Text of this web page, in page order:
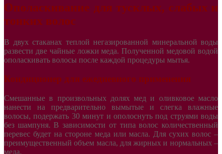
Ополаскивание для тусклых, слабых и
тонких волос
В двух стаканах теплой негазированной минеральной воды
развести две чайные ложки меда. Полученной медовой водой
ополаскивать волосы после каждой процедуры мытья.
Кондиционер для ежедневного применения
Смешанные в произвольных долях мед и оливковое масло
нанести на предварительно вымытые и слегка влажные
волосы, подержать 30 минут и ополоснуть под струями воды
без шампуня. В зависимости от типа волос количественный
перевес будет на стороне меда или масла. Для сухих волос –
преимущественный объем масла, для жирных и нормальных –
меда.